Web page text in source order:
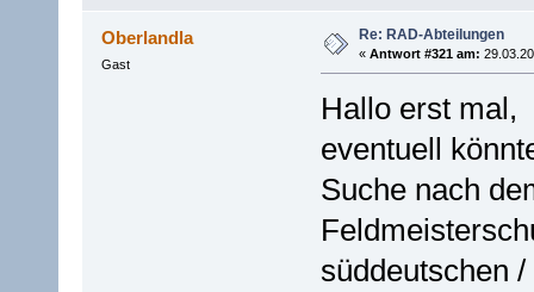
Oberlandla
Gast
Re: RAD-Abteilungen
« Antwort #321 am:
Hallo erst mal,
eventuell
Suche nach
süddeutschen